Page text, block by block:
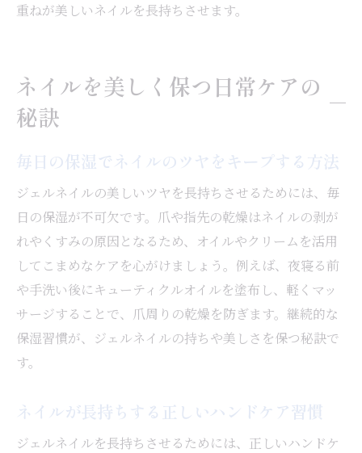
長持ちデザインで楽しむセルフネイルの新常識
セルフネイル派必見の長持ちアレンジ術
季節感を取り入れた長持ちネイルアイデア
セルフでも簡単なネイル長持ちテクニック
トレンドと実用性を両立するデザイン選び
重ねが美しいネイルを長持ちさせます。
ネイルを美しく保つ日常ケアの
秘訣
毎日の保湿でネイルのツヤをキープする方法
ジェルネイルの美しいツヤを長持ちさせるためには、毎
日の保湿が不可欠です。爪や指先の乾燥はネイルの剥が
れやくすみの原因となるため、オイルやクリームを活用
してこまめなケアを心がけましょう。例えば、夜寝る前
や手洗い後にキューティクルオイルを塗布し、軽くマッ
サージすることで、爪周りの乾燥を防ぎます。継続的な
保湿習慣が、ジェルネイルの持ちや美しさを保つ秘訣で
す。
ネイルが長持ちする正しいハンドケア習慣
ジェルネイルを長持ちさせるためには、正しいハンドケ